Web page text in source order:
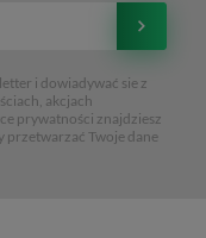
i dowiadywać sie z
akcjach
prywatności znajdziesz
przetwarzać Twoje dane